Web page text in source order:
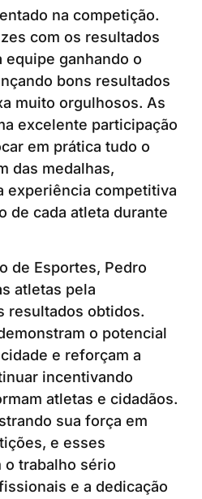
na competição.
com os resultados
equipe ganhando o
bons resultados
muito orgulhosos. As
excelente participação
em prática tudo o
das medalhas,
experiência competitiva
de cada atleta durante
de Esportes, Pedro
atletas pela
resultados obtidos.
o potencial
e reforçam a
incentivando
atletas e cidadãos.
sua força em
e esses
trabalho sério
e a dedicação